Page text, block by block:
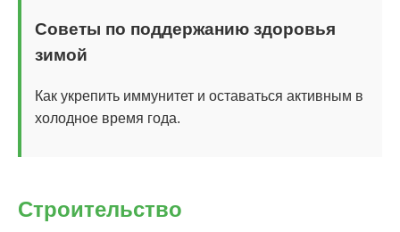
Советы по поддержанию здоровья
зимой
Как укрепить иммунитет и оставаться активным в
холодное время года.
Строительство